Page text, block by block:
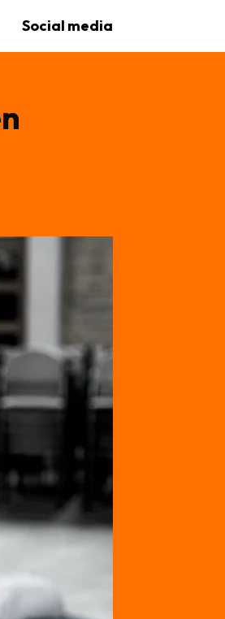
Social media